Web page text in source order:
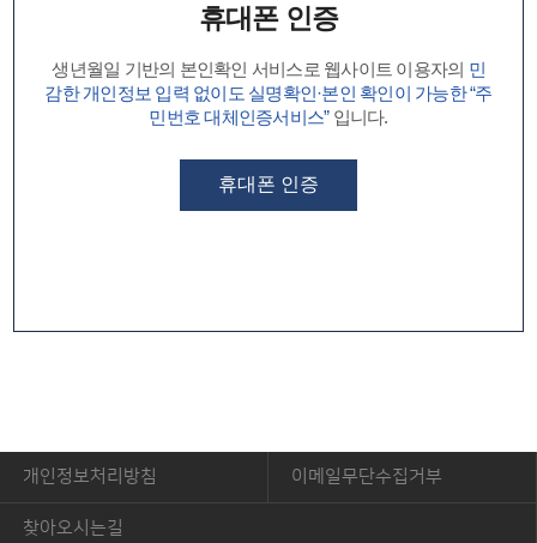
휴대폰 인증
생년월일 기반의 본인확인 서비스로 웹사이트 이용자의 민
감한 개인정보 입력 없이도 실명확인·본인 확인이 가능한 “주
민번호 대체인증서비스”입니다.
휴대폰 인증
개인정보처리방침 이메일무단수집거부
찾아오시는길